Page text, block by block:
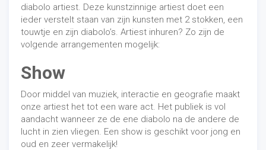
erkend werden. Dus dat er aandacht was voor mijn
talent. Ik stimuleer talentontwikkeling van jongs af dan
ook van harte. Geef kinderen een podium en zorg
ervoor dat zij huntalent en identiteit
‘opgedrongen’ door hun omgeving. Dat kan door middel
van initiatieven bij verenigingen of vanuit de Gemeente
Kampen. Sport is hiervoor een heel mooi middel.”
“Dromen brengt je verder!”
“Durf te dromen! Dat is wat ik vooral de jeugd mee wil
diabolo artiest. Deze kunstzinnige artiest doet een
ieder verstelt staan van zijn kunsten met 2 stokken, een
touwtje en zijn diabolo’s. Artiest inhuren? Zo zijn de
volgende arrangementen mogelijk:
Show
Door middel van muziek, interactie en geografie maakt
onze artiest het tot een ware act. Het publiek is vol
aandacht wanneer ze de ene diabolo na de andere de
lucht in zien vliegen. Een show is geschikt voor jong en
oud en zeer vermakelijk!